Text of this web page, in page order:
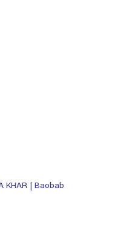
KHAR | Baobab